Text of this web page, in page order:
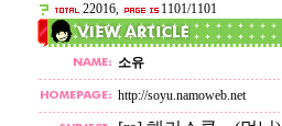
22016, 1101/1101
소유
http://soyu.namoweb.net